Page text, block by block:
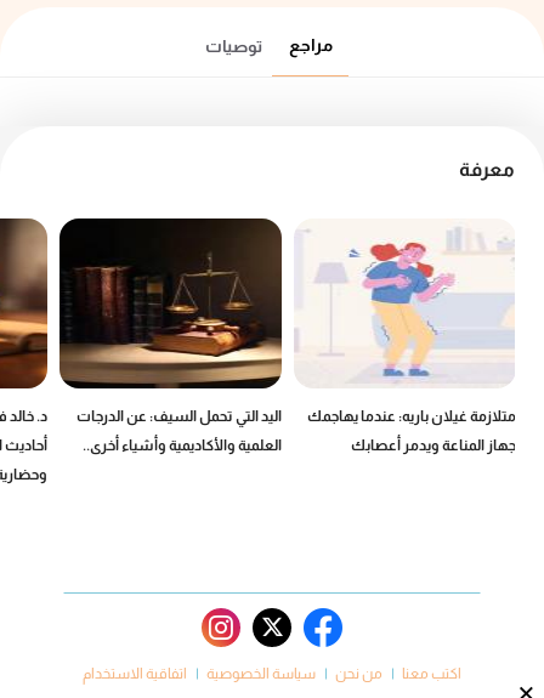
×
مراجع توصيات
معرفة
متلازمة غيلان باريه: عندما يهاجمك
جهاز المناعة ويدمر أعصابك
اليد التي تحمل السيف: عن الدرجات
العلمية والأكاديمية وأشياء أخرى..
د.
أحاديث
اكتب معنا من نحن سياسة الخصوصية اتفاقية الاستخدام